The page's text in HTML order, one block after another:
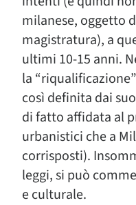
milanese, oggetto
magistratura), a
ultimi 10-15 anni.
la
così definita dai
di fatto affidata al
urbanistici che a
corrisposti).
leggi, si può
e culturale.